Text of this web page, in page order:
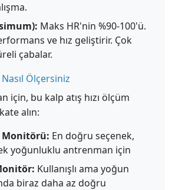
Maks HR'nin %90-100'ü.
ve hız geliştirir. Çok
çabalar.
Nasıl Ölçersiniz
için, bu kalp atış hızı ölçüm
alın:
Monitörü: En doğru seçenek,
yoğunluklu antrenman için
Kullanışlı ama yoğun
biraz daha az doğru